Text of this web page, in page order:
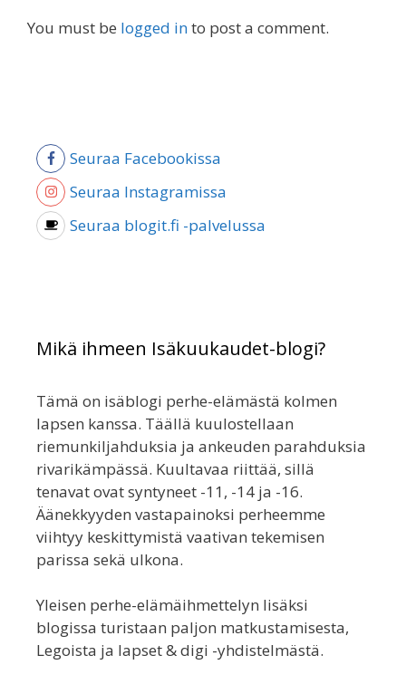
You must be logged into post a comment.
Seuraa Facebookissa
Seuraa Instagramissa
Seuraa blogit.fi -palvelussa
Mikä ihmeen Isäkuukaudet-blogi?
Tämä on isäblogi perhe-elämästä kolmen
lapsen kanssa. Täällä kuulostellaan
riemunkiljahduksia ja ankeuden parahduksia
rivarikämpässä. Kuultavaa riittää, sillä
tenavat ovat syntyneet -11, -14 ja -16.
Äänekkyyden vastapainoksi perheemme
viihtyy keskittymistä vaativan tekemisen
parissa sekä ulkona.
Yleisen perhe-elämäihmettelyn lisäksi
blogissa turistaan paljon matkustamisesta,
Legoista ja lapset & digi -yhdistelmästä.